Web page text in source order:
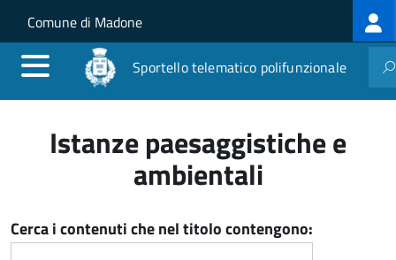
Salta al contenuto principale
Skip to site navigation
Comune di Madone
Sportello telematico polifunzionale
Istanze paesaggistiche e
ambientali
Cerca i contenuti che nel titolo contengono: